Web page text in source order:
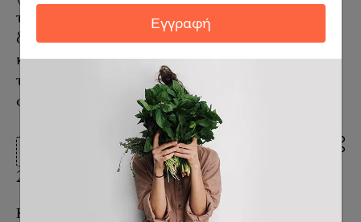
της Βοημίας. Την παραμυθένια Πράγα όσοι
δεν την έχετε επισκεφθεί είναι καιρός να το
κάνετε γιατί θα μεταφερθείτε πίσω στην εποχή
του μεσαίωνα, καθώς όλη η πόλη είναι
όμορφη και καλοδιατηρημένη.
21/05/2023
Κείμενο από: Μαίρη Μανωλέλλη
Εγγραφή